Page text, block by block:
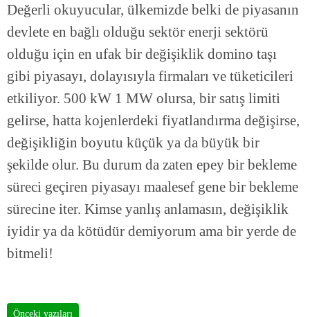
Değerli okuyucular, ülkemizde belki de piyasanın
devlete en bağlı olduğu sektör enerji sektörü
olduğu için en ufak bir değişiklik domino taşı
gibi piyasayı, dolayısıyla firmaları ve tüketicileri
etkiliyor. 500 kW 1 MW olursa, bir satış limiti
gelirse, hatta kojenlerdeki fiyatlandırma değişirse,
değişikliğin boyutu küçük ya da büyük bir
şekilde olur. Bu durum da zaten epey bir bekleme
süreci geçiren piyasayı maalesef gene bir bekleme
sürecine iter. Kimse yanlış anlamasın, değişiklik
iyidir ya da kötüdür demiyorum ama bir yerde de
bitmeli!
Önceki yazıları